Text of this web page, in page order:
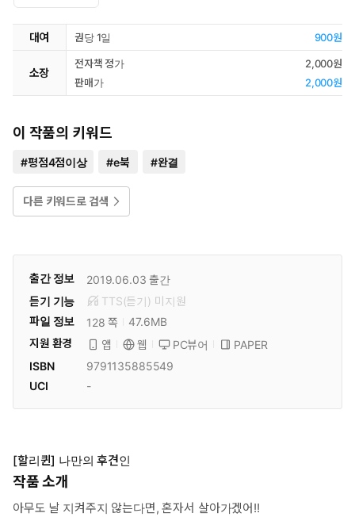
대여 권당 1일 900원
소장
전자책 정가
2,000원
판매가
2,000원
이 작품의 키워드
#평점4점이상 #e북 #완결
다른 키워드로 검색
출간 정보 2019.06.03 출간
듣기 기능
TTS(듣기) 미 지원
파일 정보
128 쪽
47.6MB
지원 환경
앱 웹 PC뷰어
PAPER
ISBN
9791135885549
UCI
-
[할리퀸] 나만의 후견인
작품 소개
아무도 날 지켜주지 않는다면, 혼자서 살아가겠어!!